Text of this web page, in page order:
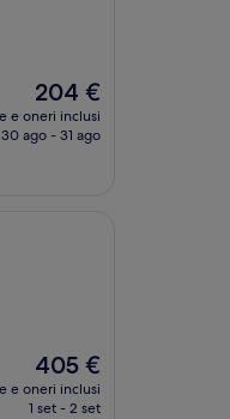
Il
prezzo
attuale
204 €
e oneri inclusi
30 ago - 31 ago
Il
prezzo
attuale
405 €
e oneri inclusi
1 set - 2 set